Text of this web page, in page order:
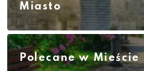
Miasto
Polecane w Mieście